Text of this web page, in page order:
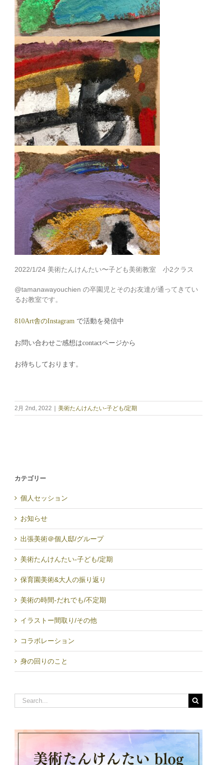
2022/1/24 美術たんけんたい〜子ども美術教室 小2クラス
@tamanawayouchien の卒園児とそのお友達が通ってきてい
るお教室です。
810Art舎のInstagram で活動を発信中
お問い合わせご感想はcontactページから
お待ちしております。
2月 2nd, 2022 | 美術たんけんたい-子ども/定期
カテゴリー
個人セッション
お知らせ
出張美術＠個人邸/グループ
美術たんけんたい-子ども/定期
保育園美術&大人の振り返り
美術の時間-だれでも/不定期
イラストー間取り/その他
コラボレーション
身の回りのこと
Search
for: